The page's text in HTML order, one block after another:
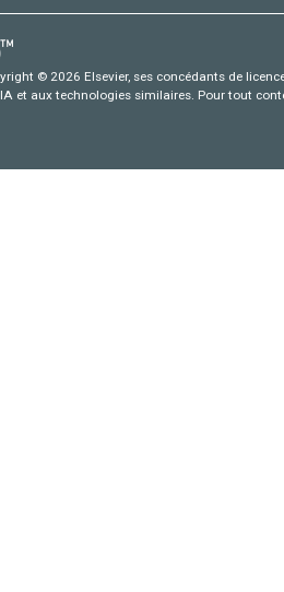
© 2026 Elsevier, ses concédants de
et aux technologies similaires. Pour tout